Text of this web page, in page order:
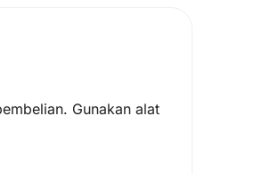
Gunakan alat